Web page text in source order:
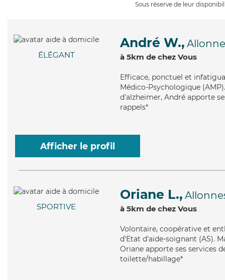
Sous réserve de leur
ÉLÉGANT
André W.,
à 5km de chez Vous
Efficace, ponctuel et
Médico-Psychologique
d'alzheimer, André apporte
rappels*
Afficher le profil
SPORTIVE
Oriane L.,
à 5km de chez Vous
Volontaire, coopérative et
d'Etat d'aide-soignant (AS).
Oriane apporte ses services
toilette/habillage*